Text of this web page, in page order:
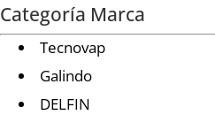
Categoría Marca
Tecnovap
Galindo
DELFIN